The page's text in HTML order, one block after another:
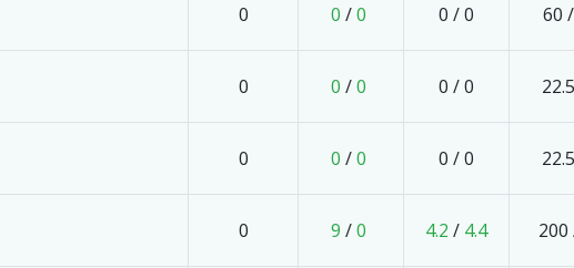
0 0 /0 0 /0 60
0 0 /0 0 /0
0 0 /0 0 /0
0 9 /0 4.2 / 4.4 200